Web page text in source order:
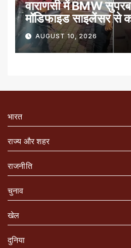
वाराणसी में BMW
मॉडिफाइड साइलेंसर से
AUGUST 10, 2026
भारत
राज्य और शहर
राजनीति
चुनाव
खेल
दुनिया